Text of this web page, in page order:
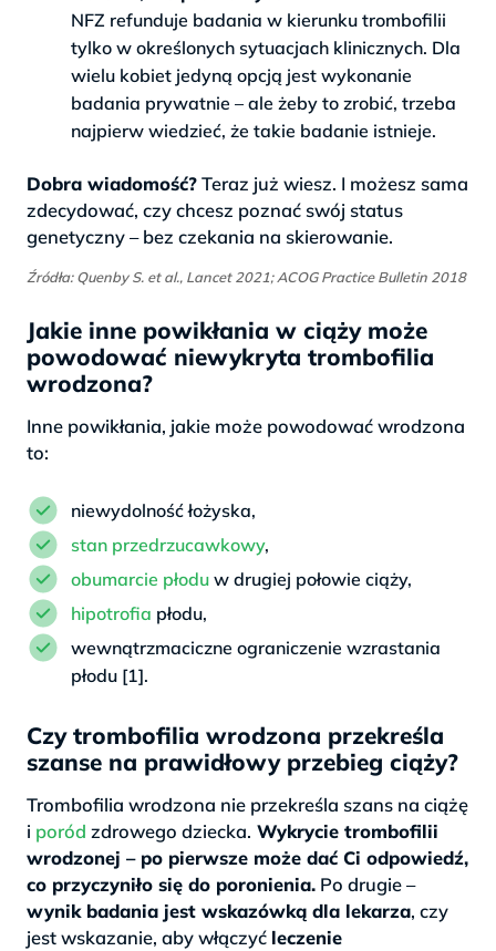
NFZ refunduje badania w kierunku trombofilii
tylko w określonych sytuacjach klinicznych. Dla
wielu kobiet jedyną opcją jest wykonanie
badania prywatnie – ale żeby to zrobić, trzeba
najpierw wiedzieć, że takie badanie istnieje.
Dobra wiadomość?Teraz już wiesz. I możesz sama
zdecydować, czy chcesz poznać swój status
genetyczny – bez czekania na skierowanie.
Źródła: Quenby S. et al., Lancet 2021; ACOG Practice Bulletin 2018
Jakie inne powikłania w ciąży może
powodować niewykryta trombofilia
wrodzona?
Inne powikłania, jakie może powodować wrodzona
to:
niewydolność łożyska,
stan przedrzucawkowy,
obumarcie płodu w drugiej połowie ciąży,
hipotrofia płodu,
wewnątrzmaciczne ograniczenie wzrastania
płodu [1].
Czy trombofilia wrodzona przekreśla
szanse na prawidłowy przebieg ciąży?
Trombofilia wrodzona nie przekreśla szans na ciążę
i poród zdrowego dziecka. Wykrycie trombofilii
wrodzonej – po pierwsze może dać Ci odpowiedź,
co przyczyniło się do poronienia. Po drugie –
wynik badania jest wskazówką dla lekarza, czy
jest wskazanie, aby włączyć leczenie